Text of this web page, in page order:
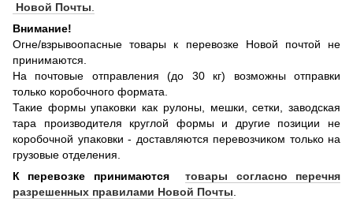
Новой Почты.
Внимание!
Огне/взрывоопасные товары к перевозке Новой почтой не
принимаются.
На почтовые отправления (до 30 кг) возможны отправки
только коробочного формата.
Такие формы упаковки как рулоны, мешки, сетки, заводская
тара производителя круглой формы и другие позиции не
коробочной упаковки - доставляются перевозчиком только на
грузовые отделения.
К перевозке принимаютсятовары согласно перечня
разрешенных правилами Новой Почты.